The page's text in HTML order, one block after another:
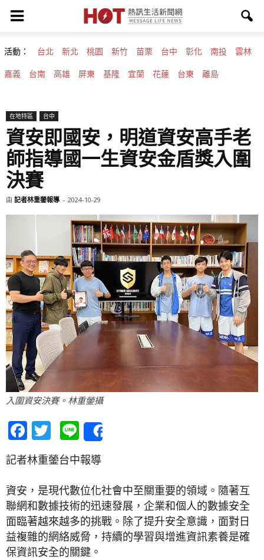
活動： 台北 新北 桃園 新竹 苗栗 台中 彰化 南投 雲林
嘉義 台南 高雄 屏東 基隆 宜蘭 花蓮 台東 離島
在地特區 台中
資安即國安，明道資安高手老
師指導國一生資安金盾獎入圍
決賽
由 記者林重鎣報導 - 2024-10-29
入圍資安決賽。林重鎣攝
Facebook
Twitter
Line
記者林重鎣台中報導
資安，是現代數位化社會中至關重要的領域。隨著互
聯網和數據技術的迅速發展，企業和個人的數據安全
面臨著越來越多的挑戰。除了提升安全意識，面對日
益複雜的網絡威脅，持續的學習與增進資訊素養是確
保資訊安全的關鍵。